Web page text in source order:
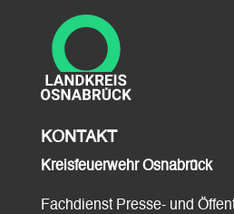
KONTAKT
Kreisfeuerwehr Osnabrück
Fachdienst Presse- und